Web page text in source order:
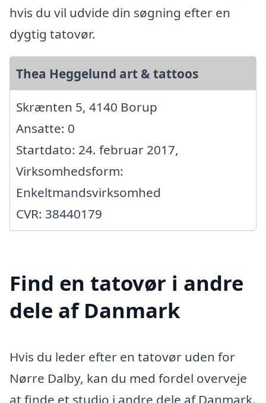
hvis du vil udvide din søgning efter en
dygtig tatovør.
Thea Heggelund art & tattoos
Skrænten 5, 4140 Borup
Ansatte: 0
Startdato: 24. februar 2017,
Virksomhedsform:
Enkeltmandsvirksomhed
CVR: 38440179
Find en tatovør i andre
dele af Danmark
Hvis du leder efter en tatovør uden for
Nørre Dalby, kan du med fordel overveje
at finde et studio i andre dele af Danmark.